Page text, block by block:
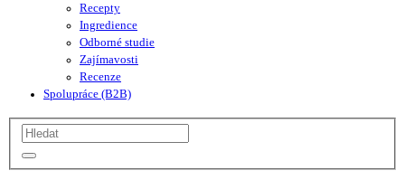
Recepty
Ingredience
Odborné studie
Zajímavosti
Recenze
Spolupráce (B2B)